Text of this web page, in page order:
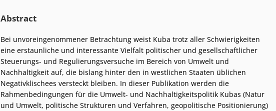
Abstract
Bei unvoreingenommener Betrachtung weist Kuba trotz aller Schwierigkeiten
eine erstaunliche und interessante Vielfalt politischer und gesellschaftlicher
Steuerungs- und Regulierungsversuche im Bereich von Umwelt und
Nachhaltigkeit auf, die bislang hinter den in westlichen Staaten üblichen
Negativklischees versteckt bleiben. In dieser Publikation werden die
Rahmenbedingungen für die Umwelt- und Nachhaltigkeitspolitik Kubas (Natur
und Umwelt, politische Strukturen und Verfahren, geopolitische Positionierung)